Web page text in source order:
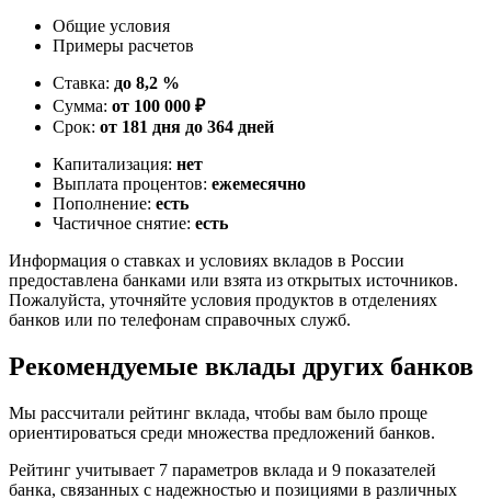
Общие условия
Примеры расчетов
Ставка: до 8,2 %
Сумма: от 100 000 ₽
Срок: от 181 дня до 364 дней
Капитализация: нет
Выплата процентов: ежемесячно
Пополнение: есть
Частичное снятие: есть
Информация о ставках и условиях вкладов в России
предоставлена банками или взята из открытых источников.
Пожалуйста, уточняйте условия продуктов в отделениях
банков или по телефонам справочных служб.
Рекомендуемые вклады других банков
Мы рассчитали рейтинг вклада, чтобы вам было проще
ориентироваться среди множества предложений банков.
Рейтинг учитывает 7 параметров вклада и 9 показателей
банка, связанных с надежностью и позициями в различных